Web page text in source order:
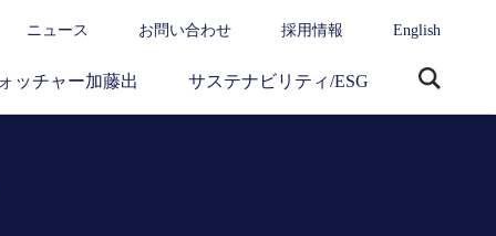
ニュース お問い合わせ 採用情報 English
ッチャー加藤出 サステナビリティ/ESG